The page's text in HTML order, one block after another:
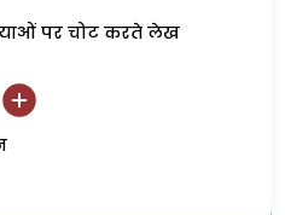
पर चोट करते लेख